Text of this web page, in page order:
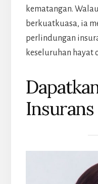
kematangan.
berkuatkuasa, ia
perlindungan
keseluruhan hayat